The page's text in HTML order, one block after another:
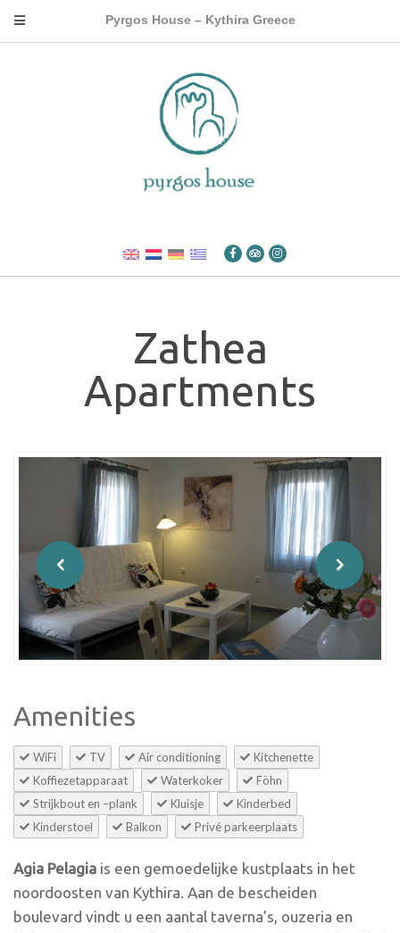
Pyrgos House – Kythira Greece
Zathea
Apartments
Amenities
WiFi TV Air conditioning
Kitchenette
Koffiezetapparaat
Waterkoker
Föhn
Strijkbout en –plank
Kluisje
Kinderbed
Kinderstoel
Balkon Privé parkeerplaats
Agia Pelagia is een gemoedelijke kustplaats in het
noordoosten van Kythira. Aan de bescheiden
boulevard vindt u een aantal taverna’s, ouzeria en